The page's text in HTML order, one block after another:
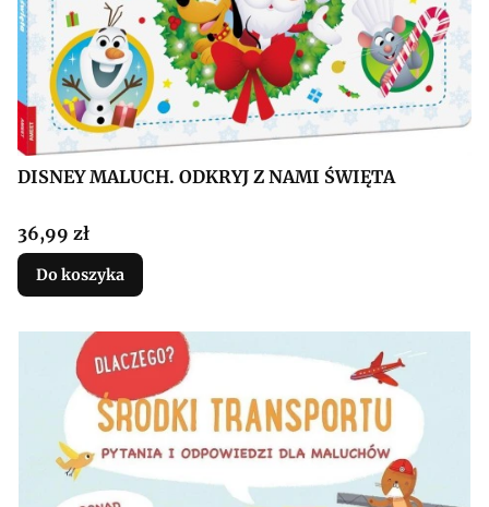
DISNEY MALUCH. ODKRYJ Z NAMI ŚWIĘTA
Cena
36,99 zł
Do koszyka